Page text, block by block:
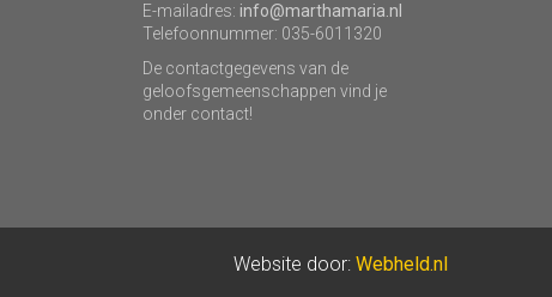
E-mailadres: info@marthamaria.nl
Telefoonnummer: 035-6011320
De contactgegevens van de
geloofsgemeenschappen vind je
onder contact!
Website door: Webheld.nl